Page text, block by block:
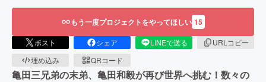
もう一度プロジェクトをやってほしい 15
ポスト シェア LINEで送る
URLコピー
埋め込み
QRコード
亀田三兄弟の末弟、亀田和毅が再び世界へ挑む！数々の